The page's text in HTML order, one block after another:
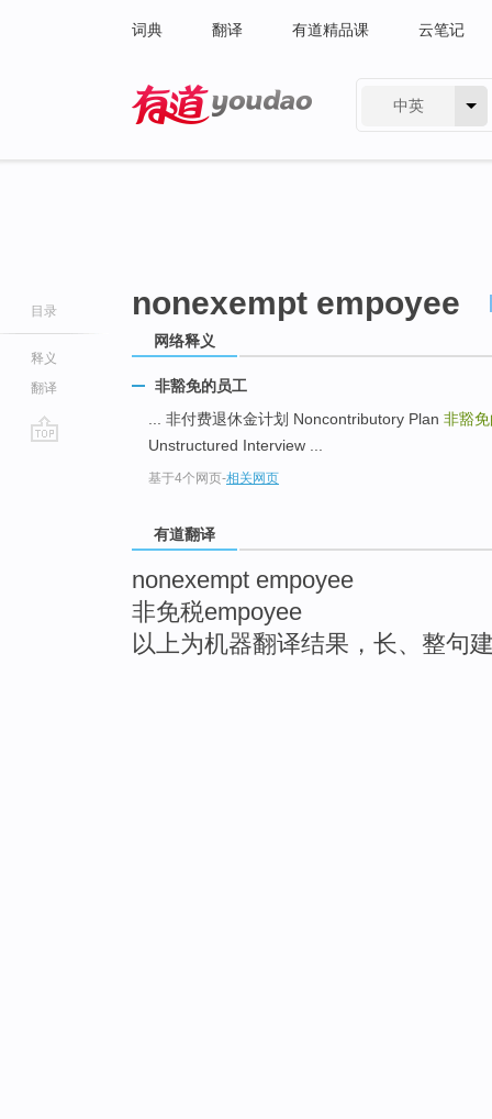
词典 翻译 有道精品课 云笔记
中英
目录
释义
翻译
nonexempt empoyee
网络释义
非豁免的员工
... 非付费退休金计划 Noncontributory Plan 非豁
Unstructured Interview ...
基于4个网页-相关网页
有道翻译
nonexempt empoyee
非免税empoyee
以上为机器翻译结果，长、整句